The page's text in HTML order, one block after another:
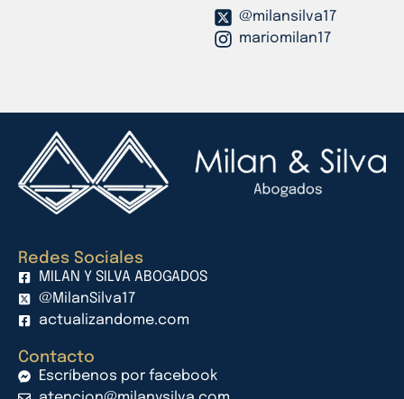
@milansilva17
mariomilan17
Redes Sociales
MILAN Y SILVA ABOGADOS
@MilanSilva17
actualizandome.com
Contacto
Escríbenos por facebook